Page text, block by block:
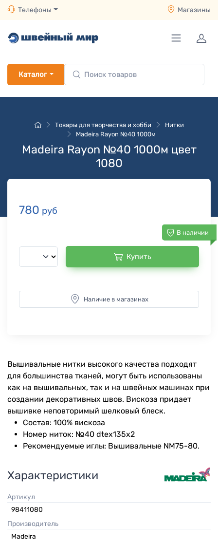
Телефоны Магазины
Каталог
Товары для творчества и хобби
Нитки
Madeira Rayon №40 1000м
Madeira Rayon №40 1000м цвет
1080
780 руб
В наличии
Купить
Наличие в магазинах
Вышивальные нитки высокого качества подходят
для большинства тканей, могут быть использованы
как на вышивальных, так и на швейных машинах при
создании декоративных швов. Вискоза придает
вышивке неповторимый шелковый блеск.
Состав: 100% вискоза
Номер ниток: №40 dtex135x2
Рекомендуемые иглы: Вышивальные NM75-80.
Характеристики
Артикул
98411080
Производитель
Madeira